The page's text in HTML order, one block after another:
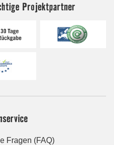
Projektpartner
Fragen (FAQ)